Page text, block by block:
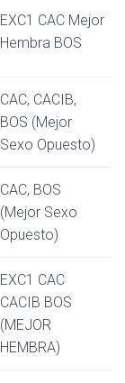
EXC1 CAC Mejor
Hembra BOS
CAC, CACIB,
BOS (Mejor
Sexo Opuesto)
CAC, BOS
(Mejor Sexo
Opuesto)
EXC1 CAC
CACIB BOS
(MEJOR
HEMBRA)